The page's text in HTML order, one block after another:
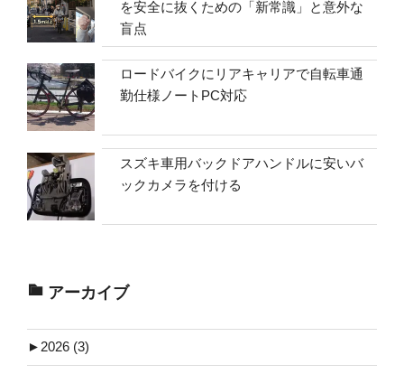
を安全に抜くための「新常識」と意外な
盲点
ロードバイクにリアキャリアで自転車通
勤仕様ノートPC対応
スズキ車用バックドアハンドルに安いバ
ックカメラを付ける
アーカイブ
► 2026 (3)